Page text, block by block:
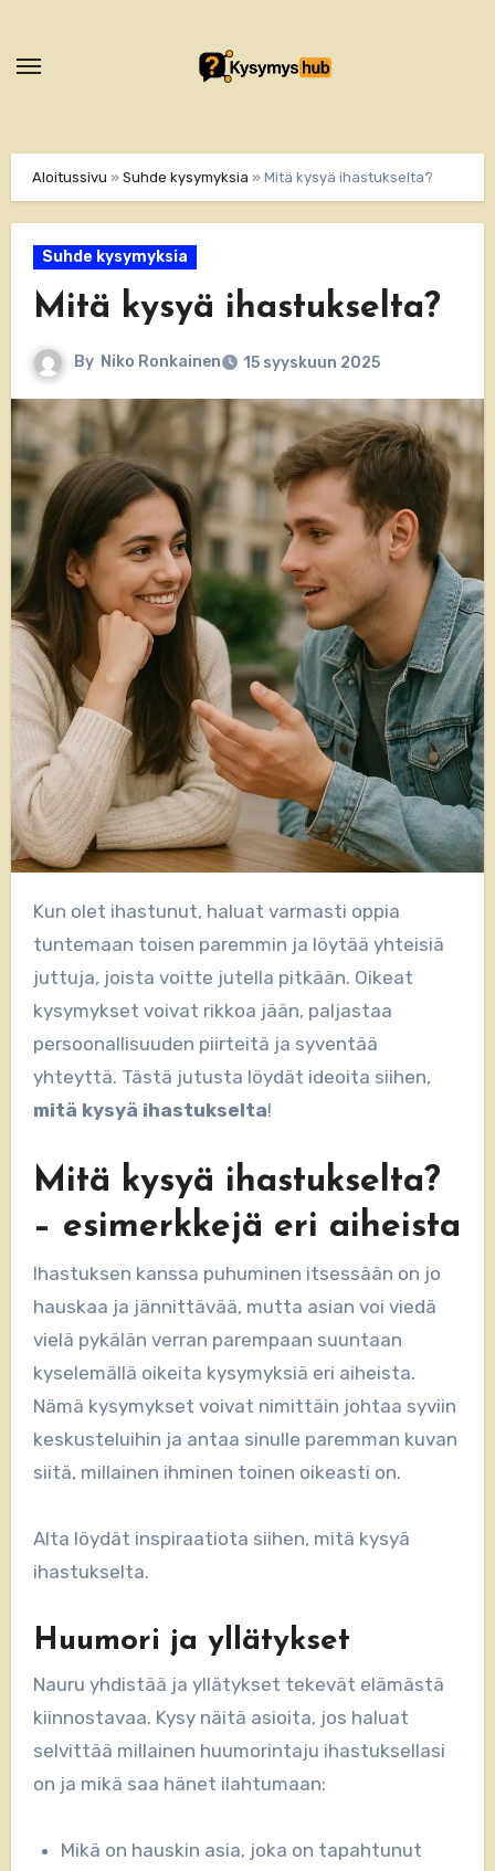
content
Aloitussivu » Suhde kysymyksia » Mitä kysyä ihastukselta?
Suhde kysymyksia
Mitä kysyä ihastukselta?
By Niko Ronkainen 15 syyskuun 2025
Kun olet ihastunut, haluat varmasti oppia
tuntemaan toisen paremmin ja löytää yhteisiä
juttuja, joista voitte jutella pitkään. Oikeat
kysymykset voivat rikkoa jään, paljastaa
persoonallisuuden piirteitä ja syventää
yhteyttä. Tästä jutusta löydät ideoita siihen,
mitä kysyä ihastukselta!
Mitä kysyä ihastukselta?
– esimerkkejä eri aiheista
Ihastuksen kanssa puhuminen itsessään on jo
hauskaa ja jännittävää, mutta asian voi viedä
vielä pykälän verran parempaan suuntaan
kyselemällä oikeita kysymyksiä eri aiheista.
Nämä kysymykset voivat nimittäin johtaa syviin
keskusteluihin ja antaa sinulle paremman kuvan
siitä, millainen ihminen toinen oikeasti on.
Alta löydät inspiraatiota siihen, mitä kysyä
ihastukselta.
Huumori ja yllätykset
Nauru yhdistää ja yllätykset tekevät elämästä
kiinnostavaa. Kysy näitä asioita, jos haluat
selvittää millainen huumorintaju ihastuksellasi
on ja mikä saa hänet ilahtumaan:
Mikä on hauskin asia, joka on tapahtunut